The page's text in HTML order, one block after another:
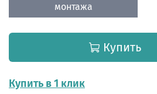
монтажа
Купить
Купить в 1 клик